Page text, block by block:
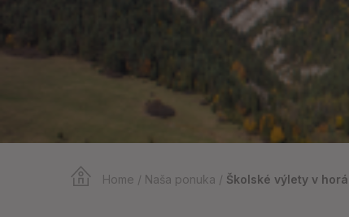
Home / Naša ponuka / Školské výlety v